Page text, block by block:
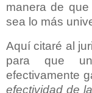
manera de
sea lo más
Aquí citaré al
para que
efectivamente
efectividad de